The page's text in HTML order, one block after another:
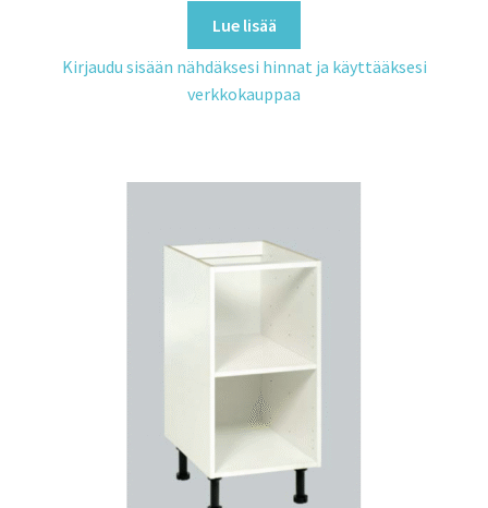
Lue lisää
Kirjaudu sisään nähdäksesi hinnat ja käyttääksesi
verkkokauppaa